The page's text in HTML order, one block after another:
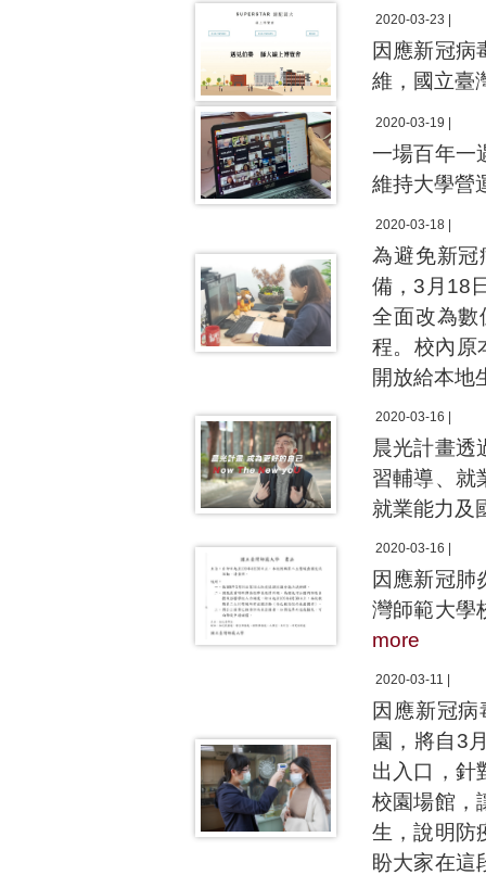
2020-03-23 |
因應新冠病
維，國立臺
2020-03-19 |
一場百年一
維持大學營
2020-03-18 |
為避免新冠
備，3月18
全面改為數
程。校內原
開放給本地
2020-03-16 |
晨光計畫透
習輔導、就
就業能力及
2020-03-16 |
因應新冠肺
灣師範大學
more
2020-03-11 |
因應新冠
園，將自3
出入口，針
校園場館，
生，說明防
盼大家在這